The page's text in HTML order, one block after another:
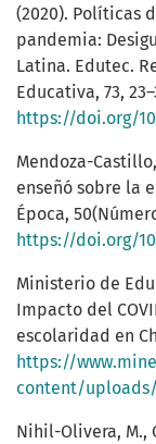
(2020). Políticas
pandemia:
Latina. Edutec.
Educativa, 73,
https://doi.org/
Mendoza-
enseñó sobre la
Época,
https://doi.org/
Ministerio de
Impacto del
escolaridad en
https://
content/uploads/
Nihil-Olivera, M.,